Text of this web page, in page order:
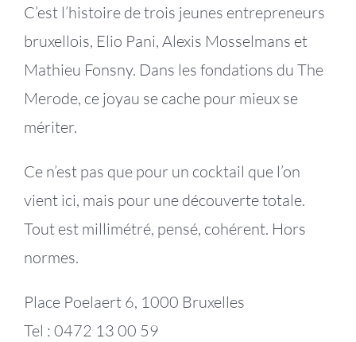
C’est l’histoire de trois jeunes entrepreneurs
bruxellois, Elio Pani, Alexis Mosselmans et
Mathieu Fonsny. Dans les fondations du The
Merode, ce joyau se cache pour mieux se
mériter.
Ce n’est pas que pour un cocktail que l’on
vient ici, mais pour une découverte totale.
Tout est millimétré, pensé, cohérent. Hors
normes.
Place Poelaert 6, 1000 Bruxelles
Tel : 0472 13 00 59